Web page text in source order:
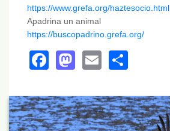
https://www.grefa.org/haztesocio.html
Apadrina un animal
https://buscopadrino.grefa.org/
Facebook
Mastodon
Email